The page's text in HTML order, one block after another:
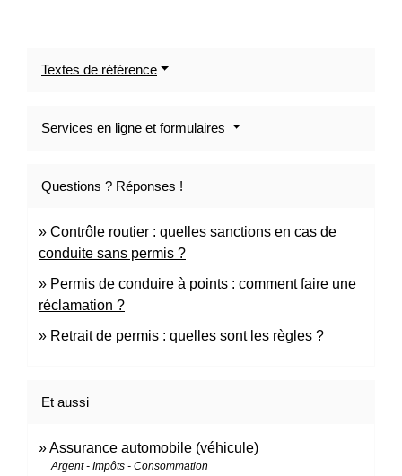
Textes de référence
Services en ligne et formulaires
Questions ? Réponses !
Contrôle routier : quelles sanctions en cas de
conduite sans permis ?
Permis de conduire à points : comment faire une
réclamation ?
Retrait de permis : quelles sont les règles ?
Et aussi
Assurance automobile (véhicule)
Argent - Impôts - Consommation